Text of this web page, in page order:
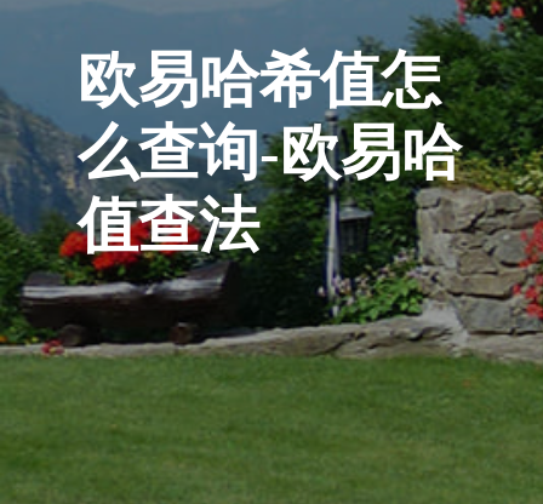
欧易哈希值怎
么查询-欧易哈
值查法